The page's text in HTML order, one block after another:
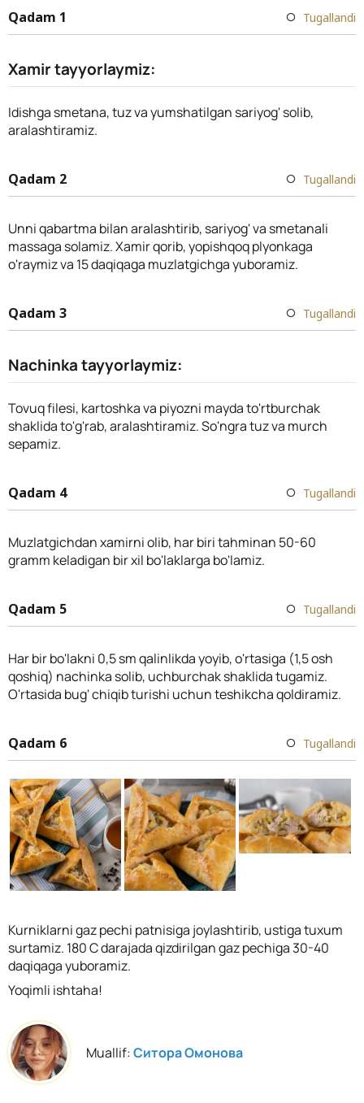
Qadam 1 Tugallandi
Xamir tayyorlaymiz:
Idishga smetana, tuz va yumshatilgan sariyog' solib,
aralashtiramiz.
Qadam 2 Tugallandi
Unni qabartma bilan aralashtirib, sariyog' va smetanali
massaga solamiz. Xamir qorib, yopishqoq plyonkaga
o'raymiz va 15 daqiqaga muzlatgichga yuboramiz.
Qadam 3 Tugallandi
Nachinka tayyorlaymiz:
Tovuq filesi, kartoshka va piyozni mayda to'rtburchak
shaklida to'g'rab, aralashtiramiz. So'ngra tuz va murch
sepamiz.
Qadam 4 Tugallandi
Muzlatgichdan xamirni olib, har biri tahminan 50-60
gramm keladigan bir xil bo'laklarga bo'lamiz.
Qadam 5 Tugallandi
Har bir bo'lakni 0,5 sm qalinlikda yoyib, o'rtasiga (1,5 osh
qoshiq) nachinka solib, uchburchak shaklida tugamiz.
O'rtasida bug' chiqib turishi uchun teshikcha qoldiramiz.
Qadam 6 Tugallandi
Kurniklarni gaz pechi patnisiga joylashtirib, ustiga tuxum
surtamiz. 180 C darajada qizdirilgan gaz pechiga 30-40
daqiqaga yuboramiz.
Yoqimli ishtaha!
Muallif:Ситора Омонова